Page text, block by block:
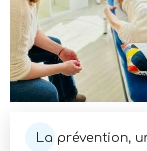
La prévention,